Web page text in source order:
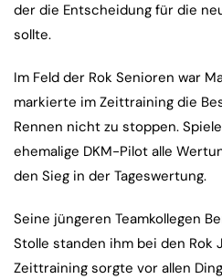
der die Entscheidung für die
sollte.
Im Feld der Rok Senioren war
markierte im Zeittraining die
Rennen nicht zu stoppen.
ehemalige DKM-Pilot alle
den Sieg in der Tageswertung.
Seine jüngeren Teamkollegen
Stolle standen ihm bei den
Zeittraining sorgte vor allen